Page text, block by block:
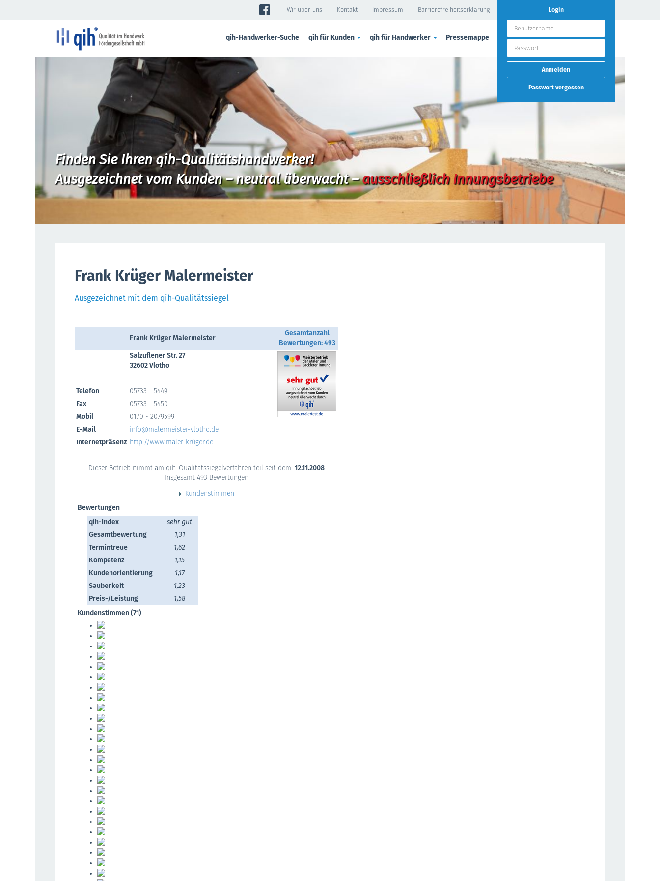
Wir über uns Kontakt Impressum Barrierefreiheitserklärung Login
Passwort vergessen
qih-Handwerker-Suche qih für Kunden qih für Handwerker Pressemappe
Finden Sie Ihren qih-Qualitätshandwerker!
Ausgezeichnet vom Kunden – neutral überwacht –ausschließlich Innungsbetriebe
Frank Krüger Malermeister
Ausgezeichnet mit dem qih-Qualitätssiegel
Frank Krüger Malermeister
Gesamtanzahl
Bewertungen: 493
Salzuflener Str. 27
32602 Vlotho
Telefon
05733 - 5449
Fax
05733 - 5450
Mobil
0170 - 2079599
E-Mail
info@malermeister-vlotho.de
Internetpräsenz http://www.maler-krüger.de
Dieser Betrieb nimmt am qih-Qualitätssiegelverfahren teil seit dem: 12.11.2008
Insgesamt 493 Bewertungen
Kundenstimmen
Bewertungen
qih-Index
sehr gut
Gesamtbewertung
1,31
Termintreue
1,62
Kompetenz
1,15
Kundenorientierung
1,17
Sauberkeit
1,23
Preis-/Leistung
1,58
Kundenstimmen (71)